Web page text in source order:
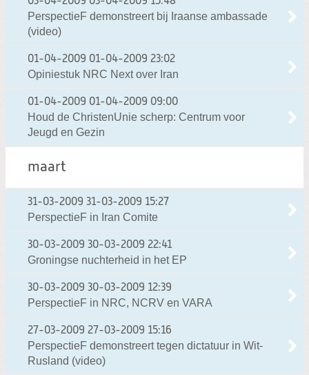
PerspectieF demonstreert bij Iraanse ambassade
(video)
01-04-2009 01-04-2009 23:02
Opiniestuk NRC Next over Iran
01-04-2009 01-04-2009 09:00
Houd de ChristenUnie scherp: Centrum voor
Jeugd en Gezin
maart
31-03-2009 31-03-2009 15:27
PerspectieF in Iran Comite
30-03-2009 30-03-2009 22:41
Groningse nuchterheid in het EP
30-03-2009 30-03-2009 12:39
PerspectieF in NRC, NCRV en VARA
27-03-2009 27-03-2009 15:16
PerspectieF demonstreert tegen dictatuur in Wit-
Rusland (video)